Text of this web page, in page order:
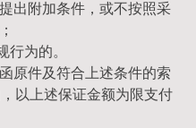
出附加条件，或不按照采
为的。
原件及符合上述条件的索
以上述保证金额为限支付